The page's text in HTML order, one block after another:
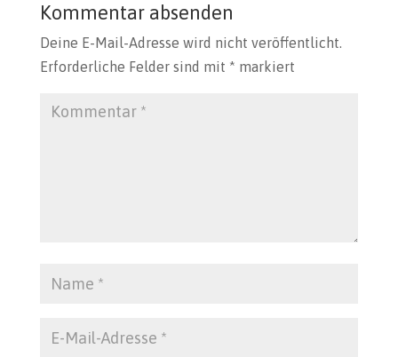
Kommentar absenden
Deine E-Mail-Adresse wird nicht veröffentlicht.
Erforderliche Felder sind mit * markiert